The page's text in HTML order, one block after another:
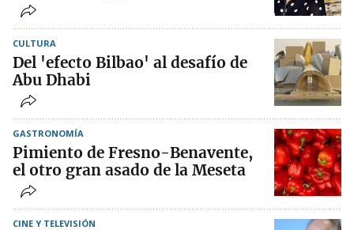
CULTURA
Del 'efecto Bilbao' al desafío de
Abu Dhabi
GASTRONOMÍA
Pimiento de Fresno-Benavente,
el otro gran asado de la Meseta
CINE Y TELEVISIÓN